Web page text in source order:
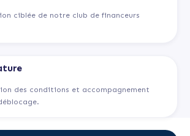
ciblée de notre club de financeurs
des conditions et accompagnement